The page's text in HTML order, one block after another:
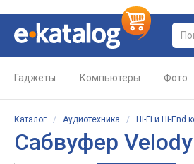
Гаджеты Компьютеры Фото
Каталог / Аудиотехника / Hi-Fi и Hi-End
Сабвуфер